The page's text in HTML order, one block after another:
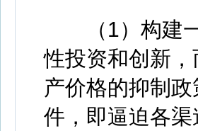
（1）构建一
性投资和创新
产价格的抑制
件，即逼迫各